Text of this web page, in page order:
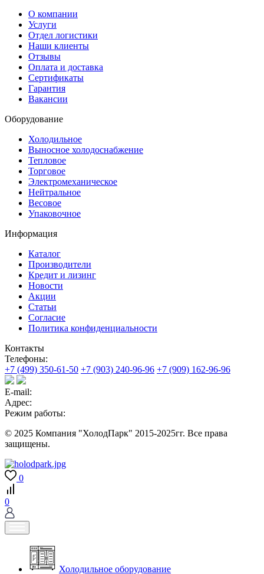
О компании
Услуги
Отдел логистики
Наши клиенты
Отзывы
Оплата и доставка
Сертификаты
Гарантия
Вакансии
Оборудование
Холодильное
Выносное холодоснабжение
Тепловое
Торговое
Электромеханическое
Нейтральное
Весовое
Упаковочное
Информация
Каталог
Производители
Кредит и лизинг
Новости
Акции
Статьи
Согласие
Политика конфиденциальности
Контакты
Телефоны:
+7 (499) 350-61-50 +7 (903) 240-96-96 +7 (909) 162-96-96
E-mail:
Адрес:
Режим работы:
© 2025 Компания "ХолодПарк" 2015-2025гг. Все права
защищены.
0
0
Холодильное оборудование